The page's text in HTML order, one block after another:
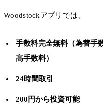
Woodstockアプリでは、
手数料完全無料（為替手
高手数料）
24時間取引
200円から投資可能